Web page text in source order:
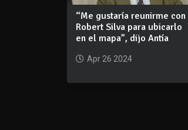
“Me gustaría reunirme con
Robert Silva para ubicarlo
en el mapa”, dijo Antía
Apr 26 2024